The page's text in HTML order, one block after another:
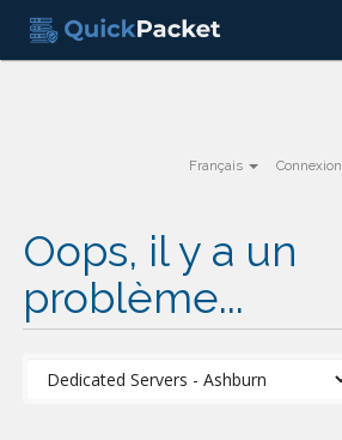
Français Connexion
Oops, il y a un
problème...